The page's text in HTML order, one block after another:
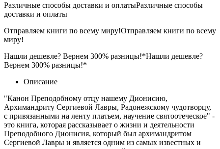
Различные способы доставки и оплатыРазличные способы
доставки и оплаты
Отправляем книги по всему миру!Отправляем книги по всему
миру!
Нашли дешевле? Вернем 300% разницы!*Нашли дешевле?
Вернем 300% разницы!*
Описание
"Канон Преподобному отцу нашему Дионисию,
Архимандриту Сергиевой Лавры, Радонежскому чудотворцу,
с привязанными на ленту платьем, научение святоотеческое" -
это книга, которая рассказывает о жизни и деятельности
Преподобного Дионисия, который был архимандритом
Сергиевой Лавры и является одним из самых известных и